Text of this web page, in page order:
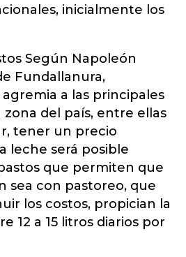
inicialmente los
Según Napoleón
Fundallanura,
a las principales
zona del país, entre ellas
tener un precio
leche será posible
que permiten que
sea con pastoreo, que
los costos, propician la
12 a 15 litros diarios por